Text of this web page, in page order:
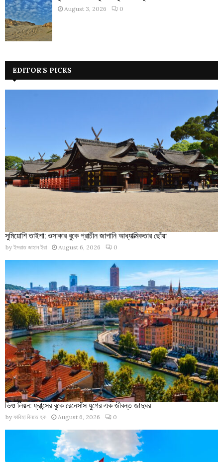
August 3, 2026 0
EDITOR'S PICKS
সুমিয়োশি তাইশা: ওসাকার বুকে প্রাচীন জাপানি আধ্যাত্মিকতার ছোঁয়া
by ইসরাত জাহান ইরা August 6, 2026 0
ভিও লিয়ন: ফ্রান্সের বুকে রেনেসাঁস যুগের এক জীবন্ত জাদুঘর
by ফাবিহা বিনতে হক August 6, 2026 0